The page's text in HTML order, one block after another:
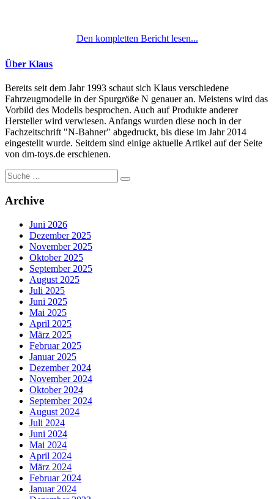
Den kompletten Bericht lesen...
Über Klaus
Bereits seit dem Jahr 1993 schaut sich Klaus verschiedene
Fahrzeugmodelle in der Spurgröße N genauer an. Meistens wird das
Vorbild des Modells besprochen. Auch auf Produkte anderer
Hersteller wird verwiesen. Anfangs wurden diese noch in der
Fachzeitschrift "N-Bahner" abgedruckt, bis diese im Jahr 2014
eingestellt wurde. Seitdem sind einige aktuelle Artikel auf der Seite
von dm-toys.de erschienen.
Suche
nach:
Archive
Juni 2026
Dezember 2025
November 2025
Oktober 2025
September 2025
August 2025
Juli 2025
Juni 2025
Mai 2025
April 2025
März 2025
Februar 2025
Januar 2025
Dezember 2024
November 2024
Oktober 2024
September 2024
August 2024
Juli 2024
Juni 2024
Mai 2024
April 2024
März 2024
Februar 2024
Januar 2024